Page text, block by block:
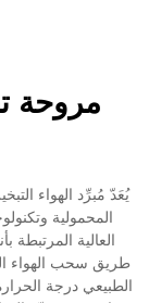
مروحة
يُعَدّ مُبرِّد الهواء
المحمولية
العالية المرتبطة
طريق سحب الهواء
الطبيعي درجة